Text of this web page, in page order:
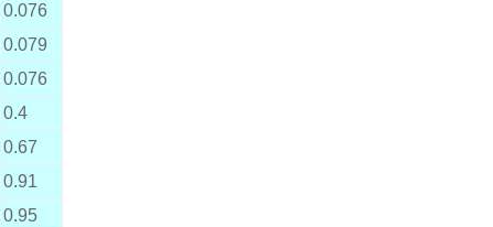
0.076
0.079
0.076
0.4
0.67
0.91
0.95